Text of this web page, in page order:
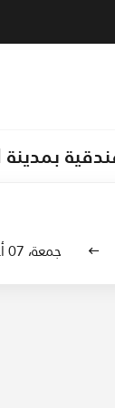
جمعة، 07 أغسطس